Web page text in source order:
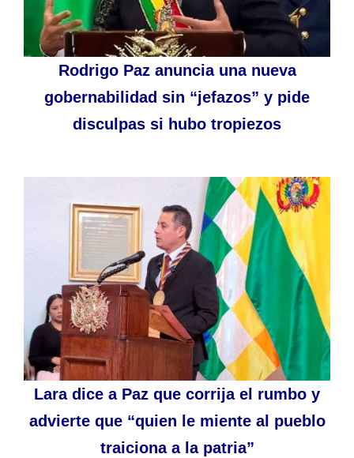
Rodrigo Paz anuncia una nueva
gobernabilidad sin “jefazos” y pide
disculpas si hubo tropiezos
Lara dice a Paz que corrija el rumbo y
advierte que “quien le miente al pueblo
traiciona a la patria”